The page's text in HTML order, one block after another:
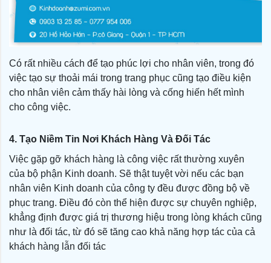
Có rất nhiều cách để tạo phúc lợi cho nhân viên, trong đó
việc tạo sự thoải mái trong trang phục cũng tạo điều kiện
cho nhân viên cảm thấy hài lòng và cống hiến hết mình
cho công việc.
4. Tạo Niềm Tin Nơi Khách Hàng Và Đối Tác
Việc gặp gỡ khách hàng là công việc rất thường xuyên
của bộ phận Kinh doanh. Sẽ thật tuyệt vời nếu các bạn
nhân viên Kinh doanh của công ty đều được đồng bộ về
phục trang. Điều đó còn thể hiện được sự chuyên nghiệp,
khẳng định được giá trị thương hiệu trong lòng khách cũng
như là đối tác, từ đó sẽ tăng cao khả năng hợp tác của cả
khách hàng lẫn đối tác